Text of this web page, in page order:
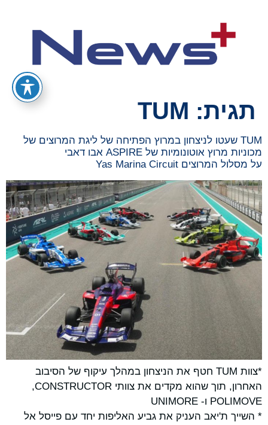
תגית: TUM
TUM שעטו לניצחון במרוץ הפתיחה של ליגת המרוצים של
מכוניות מרוץ אוטונומיות של ASPIRE אבו דאבי
על מסלול המרוצים Yas Marina Circuit
*צוות TUM חטף את הניצחון במהלך עיקוף של הסיבוב
האחרון, תוך שהוא מקדים את צוותי CONSTRUCTOR,
* השייך ת'יאב העניק את גביע האליפות יחד עם פייסל אל